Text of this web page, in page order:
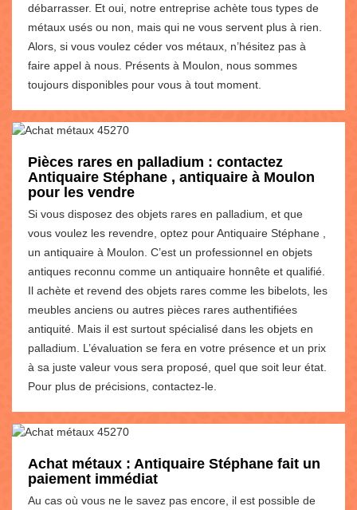
débarrasser. Et oui, notre entreprise achète tous types de
métaux usés ou non, mais qui ne vous servent plus à rien.
Alors, si vous voulez céder vos métaux, n’hésitez pas à
faire appel à nous. Présents à Moulon, nous sommes
toujours disponibles pour vous à tout moment.
Pièces rares en palladium : contactez
Antiquaire Stéphane , antiquaire à Moulon
pour les vendre
Si vous disposez des objets rares en palladium, et que
vous voulez les revendre, optez pour Antiquaire Stéphane ,
un antiquaire à Moulon. C’est un professionnel en objets
antiques reconnu comme un antiquaire honnête et qualifié.
Il achète et revend des objets rares comme les bibelots, les
meubles anciens ou autres pièces rares authentifiées
antiquité. Mais il est surtout spécialisé dans les objets en
palladium. L’évaluation se fera en votre présence et un prix
à sa juste valeur vous sera proposé, quel que soit leur état.
Pour plus de précisions, contactez-le.
Achat métaux : Antiquaire Stéphane fait un
paiement immédiat
Au cas où vous ne le savez pas encore, il est possible de